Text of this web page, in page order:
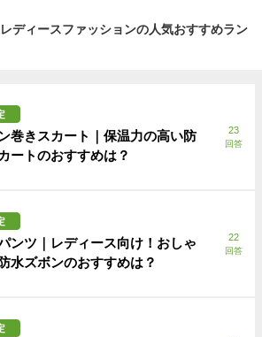
ディースファッションの人気おすすめラン
巻きスカート｜保温力の高い防
ートのおすすめは？
23
回答
ンツ｜レディース向け！おしゃ
水ズボンのおすすめは？
22
回答